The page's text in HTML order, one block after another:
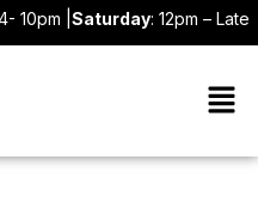
|Saturday: 12pm – Late|